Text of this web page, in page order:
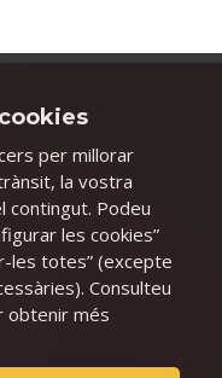
per millorar
la vostra
contingut. Podeu
les cookies”
les totes” (excepte
Consulteu
obtenir més